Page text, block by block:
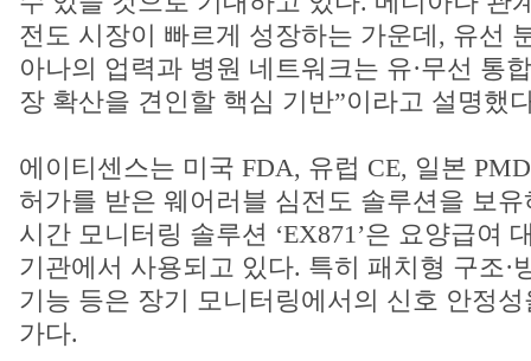
전도 시장이 빠르게 성장하는 가운데, 유선
아나의 업력과 병원 네트워크는 유·무선 통
장 확산을 견인할 핵심 기반”이라고 설명했
에이티센스는 미국 FDA, 유럽 CE, 일본
허가를 받은 웨어러블 심전도 솔루션을 보
시간 모니터링 솔루션 ‘EX871’은 요양급여
기관에서 사용되고 있다. 특히 패치형 구조·
기능 등은 장기 모니터링에서의 신호 안정
가다.